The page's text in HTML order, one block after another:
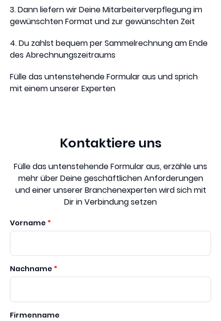
3. Dann liefern wir Deine Mitarbeiterverpflegung im
gewünschten Format und zur gewünschten Zeit
4. Du zahlst bequem per Sammelrechnung am Ende
des Abrechnungszeitraums
Fülle das untenstehende Formular aus und sprich
mit einem unserer Experten
Kontaktiere uns
Fülle das untenstehende Formular aus, erzähle uns
mehr über Deine geschäftlichen Anforderungen
und einer unserer Branchenexperten wird sich mit
Dir in Verbindung setzen
Vorname
Nachname
Firmenname